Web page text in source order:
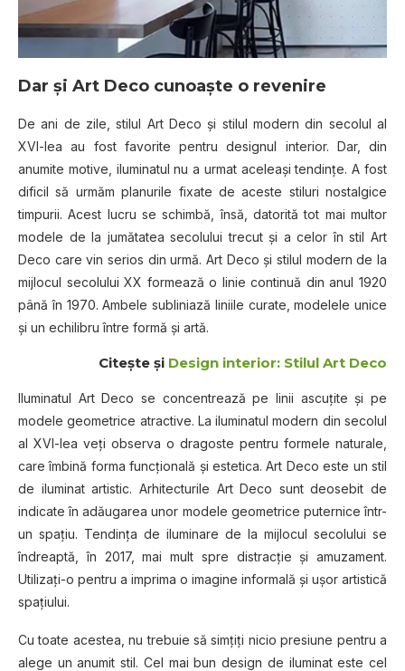
Dar și Art Deco cunoaște o revenire
De ani de zile, stilul Art Deco și stilul modern din secolul al
XVI-lea au fost favorite pentru designul interior. Dar, din
anumite motive, iluminatul nu a urmat aceleași tendințe. A fost
dificil să urmăm planurile fixate de aceste stiluri nostalgice
timpurii. Acest lucru se schimbă, însă, datorită tot mai multor
modele de la jumătatea secolului trecut și a celor în stil Art
Deco care vin serios din urmă. Art Deco și stilul modern de la
mijlocul secolului XX formează o linie continuă din anul 1920
până în 1970. Ambele subliniază liniile curate, modelele unice
și un echilibru între formă și artă.
Citește și Design interior: Stilul Art Deco
Iluminatul Art Deco se concentrează pe linii ascuțite și pe
modele geometrice atractive. La iluminatul modern din secolul
al XVI-lea veți observa o dragoste pentru formele naturale,
care îmbină forma funcțională și estetica. Art Deco este un stil
de iluminat artistic. Arhitecturile Art Deco sunt deosebit de
indicate în adăugarea unor modele geometrice puternice într-
un spațiu. Tendința de iluminare de la mijlocul secolului se
îndreaptă, în 2017, mai mult spre distracție și amuzament.
Utilizați-o pentru a imprima o imagine informală și ușor artistică
spațiului.
Cu toate acestea, nu trebuie să simțiți nicio presiune pentru a
alege un anumit stil. Cel mai bun design de iluminat este cel